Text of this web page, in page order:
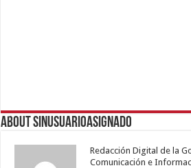
About sinusuarioasignado
Redacción Digital de la
Comunicación e